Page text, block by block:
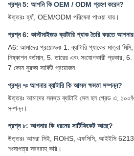
প্রশ্ন 5: আপনি কি OEM / ODM গ্রহণ করেন?
উত্তরঃ হ্যাঁ, OEM/ODM পরিষেবা পাওয়া যায়।
প্রশ্ন 6: কাস্টমাইজড ব্যাটারি প্যাক তৈরি করতে
A6: আমাদের প্রয়োজনঃ 1. ব্যাটারি প্যাকের মাত্রা
নিষ্কাশন বর্তমান, 5. তারের এবং সংযোগকারী প্রকার, 6.
7.কোন সুরক্ষা সার্কিট প্রয়োজন.
প্রশ্ন ৭ঃ আপনার ব্যাটারি কি আসল ক্ষমতা সম্পন্ন?
উত্তরঃ আমাদের সমস্ত ব্যাটারি সেল হল গ্রেড এ,
সম্পন্ন।
প্রশ্ন ৮: আপনার কি ধরনের সার্টিফিকেট আছে?
উত্তরঃ আমরা সিই, ROHS, এফসিসি, আইইসি
শংসাপত্র সরবরাহ করি।